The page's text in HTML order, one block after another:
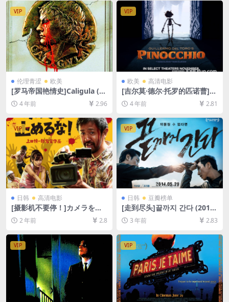
VIP
伦理青涩 欧美
[罗马帝国艳情史]Caligula (19
79)[百度网盘+迅雷云盘+夸克
网盘资源1080P超清未删减]
机无法在线播放，请下载防和
谐压缩包（含解压密码）】
4 年前 2.96
VIP
欧美 高清电影
[吉尔莫·德尔·托罗的匹诺曹]G
uillermo Del Toro’s Pinocch
io (2022)[百度网盘+迅雷云盘
7GB][中英字幕]
4 年前 2.81
VIP
日韩 高清电影
[摄影机不要停！]カメラを止
めるな！ (2017)[百度网盘+夸
克网盘1080P超清未删减资源]
[网盘在线播放/下载][MP4/6.
7GB][日语中字]
2 年前 2.8
VIP
日韩 豆瓣榜单
[走到尽头]끝까지 간다 (2014)
[百度网盘+夸克网盘1080P超
清未删减资源][网盘在线播放/
下载][MP4/4.5GB][韩语中字]
3 年前 2.83
VIP VIP